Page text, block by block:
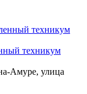
техникум
Амуре, улица